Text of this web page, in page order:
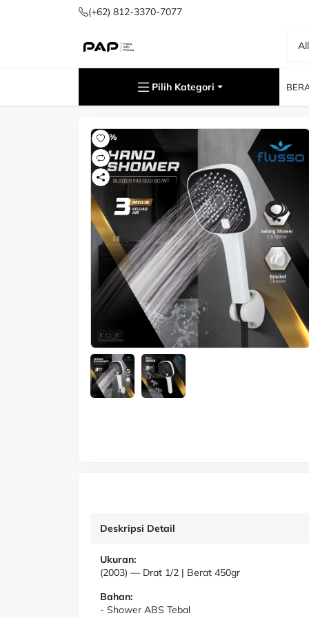
(+62) 812-3370-7077
Pilih Kategori
-60%
Deskripsi Detail
Ukuran:
(2003) — Drat 1/2 | Berat 450gr
Bahan:
- Shower ABS Tebal